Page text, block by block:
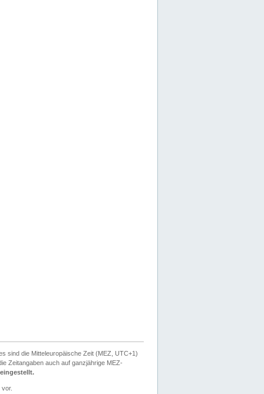
sind die Mitteleuropäische Zeit (MEZ, UTC+1)
Zeitangaben auch auf ganzjährige MEZ-